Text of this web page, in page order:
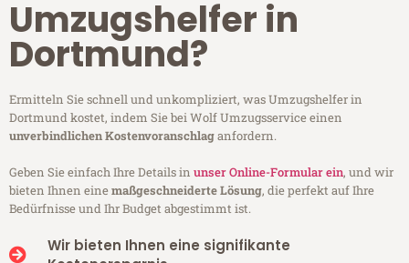
Umzugshelfer in
Dortmund?
Ermitteln Sie schnell und unkompliziert, was Umzugshelfer in
Dortmund kostet, indem Sie bei Wolf Umzugsservice einen
unverbindlichen Kostenvoranschlaganfordern.
Geben Sie einfach Ihre Details in unser Online-Formular ein, und wir
bieten Ihnen einemaßgeschneiderte Lösung, die perfekt auf Ihre
Bedürfnisse und Ihr Budget abgestimmt ist.
Wir bieten Ihnen eine signifikante